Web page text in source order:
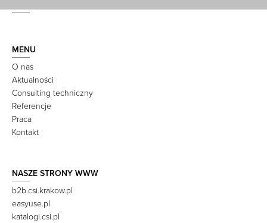
MENU
O nas
Aktualności
Consulting techniczny
Referencje
Praca
Kontakt
NASZE STRONY WWW
b2b.csi.krakow.pl
easyuse.pl
katalogi.csi.pl